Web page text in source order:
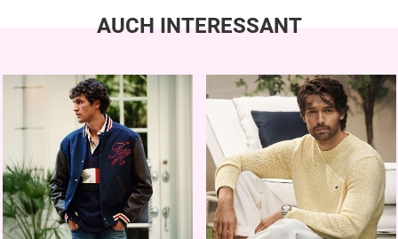
AUCH INTERESSANT